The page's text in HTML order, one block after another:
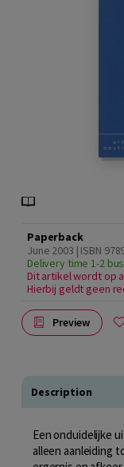
Paperback
June 2003 | ISBN
Delivery time 1-2
Dit artikel wordt op
Hierbij geldt geen
Preview
Description
Een onduidelijke
alleen aanleiding